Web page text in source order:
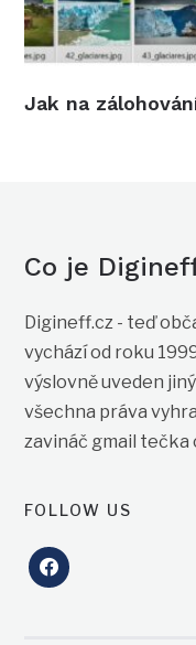
Jak na
Co je
Digineff.cz - teď
vychází od roku
výslovně uveden
všechna práva
zavináč gmail tečka
FOLLOW US
facebook